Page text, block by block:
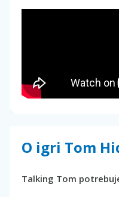
O igri Tom
Talking Tom